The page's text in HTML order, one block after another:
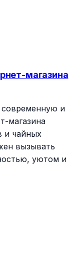
магазина
современную и
магазина
и чайных
вызывать
уютом и